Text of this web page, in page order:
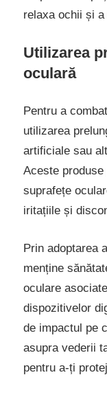
relaxa ochii și
Utilizarea
oculară
Pentru a
utilizarea
artificiale sau
Aceste produse
suprafețe
iritațiile și
Prin adoptarea
menține
oculare
dispozitivelor
de impactul pe
asupra vederii
pentru a-ți